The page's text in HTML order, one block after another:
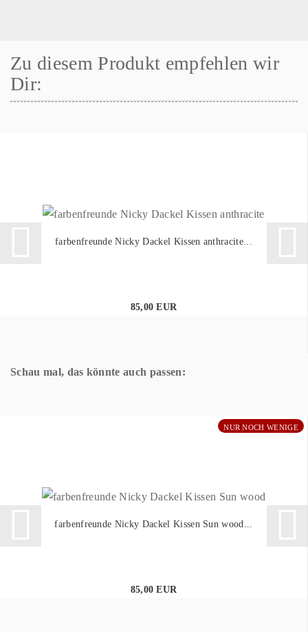
Zu diesem Produkt empfehlen wir
Dir:
farbenfreunde Nicky Dackel Kissen anthracite...
85,00 EUR
Schau mal, das könnte auch passen:
NUR NOCH WENIGE
farbenfreunde Nicky Dackel Kissen Sun wood...
85,00 EUR